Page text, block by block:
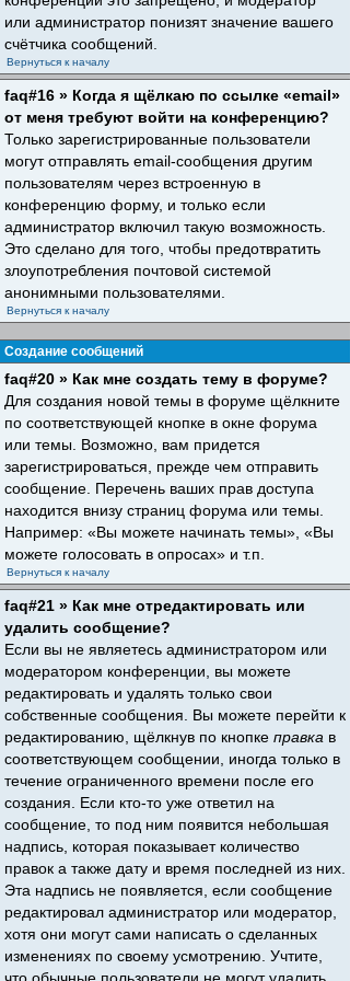
или администратор понизят значение вашего
счётчика сообщений.
Вернуться к началу
faq#16 » Когда я щёлкаю по ссылке «email»
от меня требуют войти на конференцию?
Только зарегистрированные пользователи
могут отправлять email-сообщения другим
пользователям через встроенную в
конференцию форму, и только если
администратор включил такую возможность.
Это сделано для того, чтобы предотвратить
злоупотребления почтовой системой
анонимными пользователями.
Вернуться к началу
Создание сообщений
faq#20 » Как мне создать тему в форуме?
Для создания новой темы в форуме щёлкните
по соответствующей кнопке в окне форума
или темы. Возможно, вам придется
зарегистрироваться, прежде чем отправить
сообщение. Перечень ваших прав доступа
находится внизу страниц форума или темы.
Например: «Вы можете начинать темы», «Вы
можете голосовать в опросах» и т.п.
Вернуться к началу
faq#21 » Как мне отредактировать или
удалить сообщение?
Если вы не являетесь администратором или
модератором конференции, вы можете
редактировать и удалять только свои
собственные сообщения. Вы можете перейти к
редактированию, щёлкнув по кнопке правка в
соответствующем сообщении, иногда только в
течение ограниченного времени после его
создания. Если кто-то уже ответил на
сообщение, то под ним появится небольшая
надпись, которая показывает количество
правок а также дату и время последней из них.
Эта надпись не появляется, если сообщение
редактировал администратор или модератор,
хотя они могут сами написать о сделанных
изменениях по своему усмотрению. Учтите,